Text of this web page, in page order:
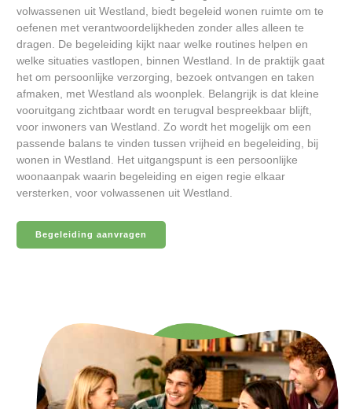
volwassenen uit Westland, biedt begeleid wonen ruimte om te
oefenen met verantwoordelijkheden zonder alles alleen te
dragen. De begeleiding kijkt naar welke routines helpen en
welke situaties vastlopen, binnen Westland. In de praktijk gaat
het om persoonlijke verzorging, bezoek ontvangen en taken
afmaken, met Westland als woonplek. Belangrijk is dat kleine
vooruitgang zichtbaar wordt en terugval bespreekbaar blijft,
voor inwoners van Westland. Zo wordt het mogelijk om een
passende balans te vinden tussen vrijheid en begeleiding, bij
wonen in Westland. Het uitgangspunt is een persoonlijke
woonaanpak waarin begeleiding en eigen regie elkaar
versterken, voor volwassenen uit Westland.
Begeleiding aanvragen